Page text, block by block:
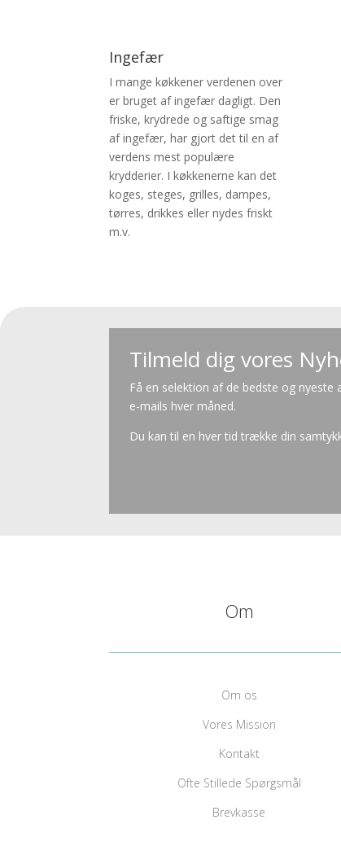
Ingefær
I mange køkkener verdenen over
er bruget af ingefær dagligt. Den
friske, krydrede og saftige smag
af ingefær, har gjort det til en af
verdens mest populære
krydderier. I køkkenerne kan det
koges, steges, grilles, dampes,
tørres, drikkes eller nydes friskt
m.v.
Tilmeld dig vores
Få en selektion af de bedste og nyeste
e-mails hver måned.
Du kan til en hver tid trække din
Om
Om os
Vores Mission
Kontakt
Ofte Stillede Spørgsmål
Brevkasse